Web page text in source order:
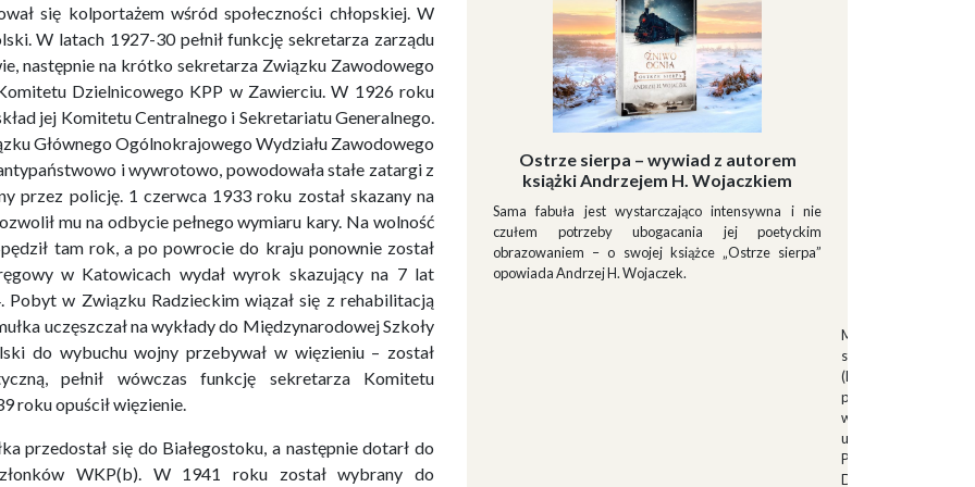
się kolportażem wśród społeczności chłopskiej. W
W latach 1927-30 pełnił funkcję sekretarza zarządu
następnie na krótko sekretarza Związku Zawodowego
Dzielnicowego KPP w Zawierciu. W 1926 roku
jej Komitetu Centralnego i Sekretariatu Generalnego.
Głównego Ogólnokrajowego Wydziału Zawodowego
i wywrotowo, powodowała stałe zatargi z
przez policję. 1 czerwca 1933 roku został skazany na
mu na odbycie pełnego wymiaru kary. Na wolność
tam rok, a po powrocie do kraju ponownie został
w Katowicach wydał wyrok skazujący na 7 lat
w Związku Radzieckim wiązał się z rehabilitacją
uczęszczał na wykłady do Międzynarodowej Szkoły
do wybuchu wojny przebywał w więzieniu – został
pełnił wówczas funkcję sekretarza Komitetu
roku opuścił więzienie.
przedostał się do Białegostoku, a następnie dotarł do
WKP(b). W 1941 roku został wybrany do
Ostrze sierpa – wywiad z autorem
książki Andrzejem H. Wojaczkiem
Sama fabuła jest wystarczająco intensywna i nie
czułem potrzeby ubogacania jej poetyckim
obrazowaniem – o swojej książce „Ostrze sierpa”
opowiada Andrzej H. Wojaczek.
Muszkieterowie
stanowili elitarną
(Milizia Volontaria
pełniącą rolę
w latach 1923-
uroczystościach
Palazzo Venezia w
Duce.